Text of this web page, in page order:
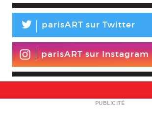
L parisART sur Twitter
parisART sur Instagram
NEWSLETTER
PUBLICITÉ